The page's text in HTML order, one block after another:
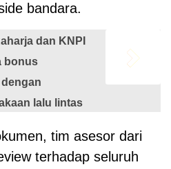
bandara.
dan KNPI
bonus
lalu lintas
tim asesor dari
terhadap seluruh